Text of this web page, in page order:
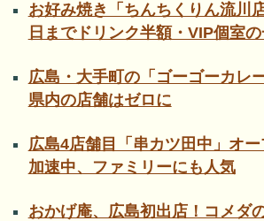
お好み焼き「ちんちくりん流川
日までドリンク半額・VIP個室
広島・大手町の「ゴーゴーカレ
県内の店舗はゼロに
広島4店舗目「串カツ田中」オ
加速中、ファミリーにも人気
おかげ庵、広島初出店！コメダ